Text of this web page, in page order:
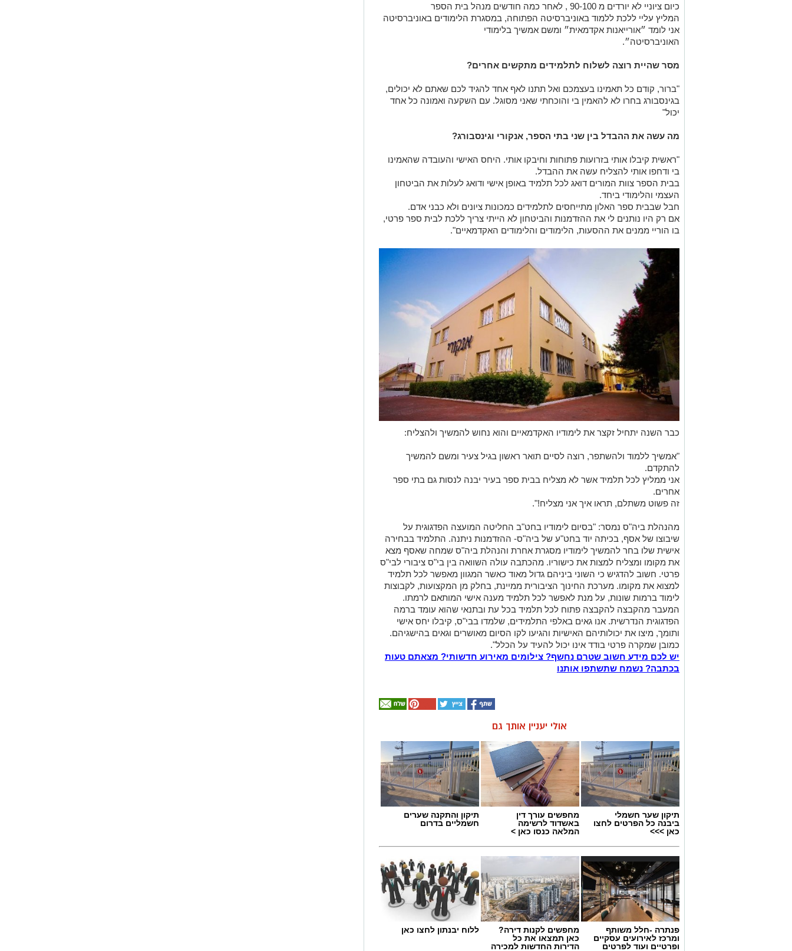
כיום ציוניי לא יורדים מ 90-100 , לאחר כמה חודשים מנהל בית הספר
המליץ עליי ללכת ללמוד באוניברסיטה הפתוחה, במסגרת הלימודים באוניברסיטה
אני לומד ״אורייאנות אקדמאית״ ומשם אמשיך בלימודי
האוניברסיטה״.
מסר שהיית רוצה לשלוח לתלמידים מתקשים אחרים?
"ברור, קודם כל תאמינו בעצמכם ואל תתנו לאף אחד להגיד לכם שאתם לא יכולים,
בגינסבורג בחרו לא להאמין בי והוכחתי שאני מסוגל. עם השקעה ואמונה כל אחד
יכול"
מה עשה את ההבדל בין שני בתי הספר, אנקורי וגינסבורג?
"ראשית קיבלו אותי בזרועות פתוחות וחיבקו אותי. היחס האישי והעובדה שהאמינו
בי ודחפו אותי להצליח עשה את ההבדל.
בבית הספר צוות המורים דואג לכל תלמיד באופן אישי ודואג לעלות את הביטחון
העצמי והלימודי ביחד.
חבל שבבית ספר האלון מתייחסים לתלמידים כמכונות ציונים ולא כבני אדם.
אם רק היו נותנים לי את ההזדמנות והביטחון לא הייתי צריך ללכת לבית ספר פרטי,
בו הוריי ממנים את ההסעות, הלימודים והלימודים האקדמאיים".
כבר השנה יתחיל זקצר את לימודיו האקדמאיים והוא נחוש להמשיך ולהצליח:
"אמשיך ללמוד ולהשתפר, רוצה לסיים תואר ראשון בגיל צעיר ומשם להמשיך
להתקדם.
אני ממליץ לכל תלמיד אשר לא מצליח בבית ספר בעיר יבנה לנסות גם בתי ספר
אחרים.
זה פשוט משתלם, תראו איך אני מצליח!".
מהנהלת ביה"ס נמסר: "בסיום לימודיו בחט"ב החליטה המועצה הפדגוגית על
שיבוצו של אסף, בכיתה יוד בחט"ע של ביה"ס- ההזדמנות ניתנה. התלמיד בבחירה
אישית שלו בחר להמשיך לימודיו מסגרת אחרת והנהלת ביה"ס שמחה שאסף מצא
את מקומו ומצליח למצות את כישוריו. מהכתבה עולה השוואה בין בי"ס ציבורי לבי"ס
פרטי. חשוב להדגיש כי השוני ביניהם גדול מאוד כאשר המגוון מאפשר לכל תלמיד
למצוא את מקומו. מערכת החינוך הציבורית ממיינת, בחלק מן המקצועות, לקבוצות
לימוד ברמות שונות, על מנת לאפשר לכל תלמיד מענה אישי המותאם לרמתו.
המעבר מהקבצה להקבצה פתוח לכל תלמיד בכל עת ובתנאי שהוא עומד ברמה
הפדגוגית הנדרשית. אנו גאים באלפי התלמידים, שלמדו בבי"ס, קיבלו יחס אישי
ותומך, מיצו את יכולותיהם האישיות והגיעו לקו הסיום מאושרים וגאים בהישגיהם.
כמובן שמקרה פרטי בודד אינו יכול להעיד על הכלל".
יש לכם מידע חשוב שטרם נחשף? צילומים מאירוע חדשותי? מצאתם טעות
בכתבה? נשמח שתשתפו אותנו
אולי יעניין אותך גם
תיקון שער חשמלי
ביבנה כל הפרטים לחצו
כאן >>>
מחפשים עורך דין
באשדוד לרשימה
המלאה כנסו כאן >
תיקון והתקנה שערים
חשמליים בדרום
פנתרה -חלל משותף
ומרכז לאירועים עסקיים
ופרטיים ועוד לפרטים
מחפשים לקנות דירה?
כאן תמצאו את כל
הדירות החדשות למכירה
ללוח יבנתון לחצו כאן